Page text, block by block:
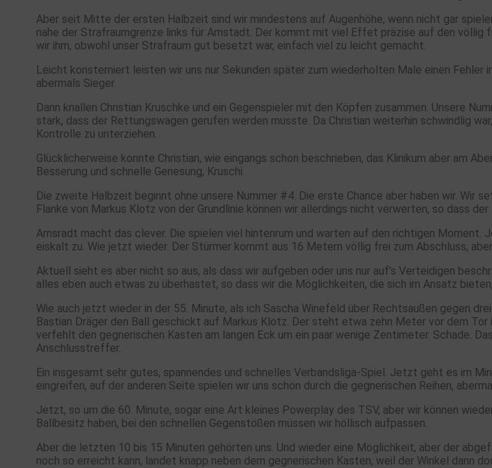
Aber seit Mitte der ersten Halbzeit sind wir mindestens auf Augenhöhe, wenn nicht gar
nahe der Strafraumgrenze links für Arnstadt. Der kommt mit viel Effet präzise auf den völlig
wir ihm, obwohl unser Strafraum gut besetzt war, einfach viel zu leicht gemacht.
Leicht konsterniert leisten wir uns nur Sekunden später zum wiederholten Male einen
abermals Sieger.
Dann knallen Christian Kruschke und ein Gegenspieler mit den Köpfen zusammen. Unsere
stark, dass der Rettungswagen gerufen werden musste. Da Christian weiterhin schwindlig
Kontrolle zu unterziehen.
Glücklicherweise konnte Christian, wie eingangs schon beschrieben, das Klinikum aber am
Besserung und schnelle Genesung, Kruschi.
Die zweite Halbzeit beginnt ohne unsere Nummer #4. Die erste Chance aber haben wir. Wir
Flanke von Markus Klotz von der Grundlinie können wir allerdings nicht verwerten, so dass
Arnsradt macht das clever. Die spielen viel hintenrum und warten auf den richtigen
eiskalt zu. Wie jetzt wieder. Der Stürmer kommt aus 16 Metern völlig frei zum Abschluss,
Aktuell sieht es aber nicht so aus, als dass wir aufgeben oder uns nur auf’s Verteidigen
alles eben auch etwas zu überhastet, so dass wir die Möglichkeiten, die sich im Ansatz
Wie auch jetzt wieder in der 55. Minute, als ich Sascha Winefeld über Rechtsaußen gegen
Bastian Dräger den Ball geschickt auf Markus Klotz. Der steht etwa zehn Meter vor dem
verfehlt den gegnerischen Kasten am langen Eck um ein paar wenige Zentimeter. Schade.
Anschlusstreffer.
Ein insgesamt sehr gutes, spannendes und schnelles Verbandsliga-Spiel. Jetzt geht es im
eingreifen, auf der anderen Seite spielen wir uns schön durch die gegnerischen Reihen,
Jetzt, so um die 60. Minute, sogar eine Art kleines Powerplay des TSV, aber wir können
Ballbesitz haben, bei den schnellen Gegenstößen müssen wir höllisch aufpassen.
Aber die letzten 10 bis 15 Minuten gehörten uns. Und wieder eine Möglichkeit, aber der
noch so erreicht kann, landet knapp neben dem gegnerischen Kasten, weil der Winkel dann